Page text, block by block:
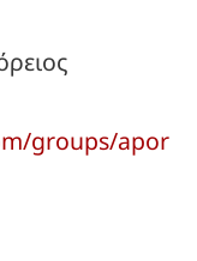
groups/apor